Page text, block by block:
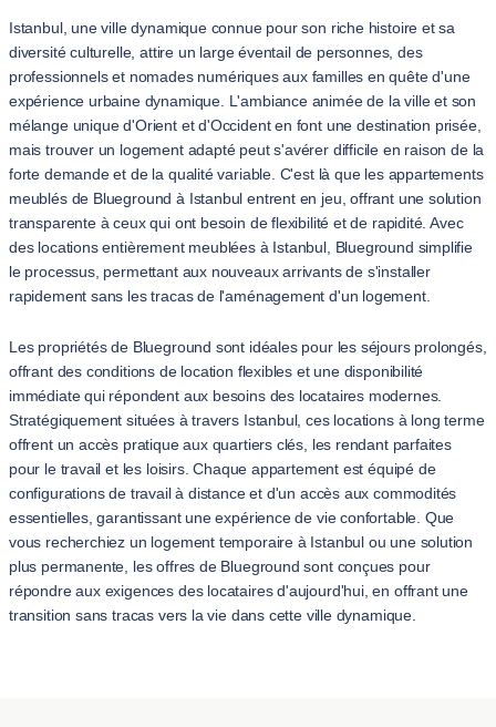
Istanbul, une ville dynamique connue pour son riche histoire et sa
diversité culturelle, attire un large éventail de personnes, des
professionnels et nomades numériques aux familles en quête d'une
expérience urbaine dynamique. L'ambiance animée de la ville et son
mélange unique d'Orient et d'Occident en font une destination prisée,
mais trouver un logement adapté peut s'avérer difficile en raison de la
forte demande et de la qualité variable. C'est là que les appartements
meublés de Blueground à Istanbul entrent en jeu, offrant une solution
transparente à ceux qui ont besoin de flexibilité et de rapidité. Avec
des locations entièrement meublées à Istanbul, Blueground simplifie
le processus, permettant aux nouveaux arrivants de s'installer
rapidement sans les tracas de l'aménagement d'un logement.
Les propriétés de Blueground sont idéales pour les séjours prolongés,
offrant des conditions de location flexibles et une disponibilité
immédiate qui répondent aux besoins des locataires modernes.
Stratégiquement situées à travers Istanbul, ces locations à long terme
offrent un accès pratique aux quartiers clés, les rendant parfaites
pour le travail et les loisirs. Chaque appartement est équipé de
configurations de travail à distance et d'un accès aux commodités
essentielles, garantissant une expérience de vie confortable. Que
vous recherchiez un logement temporaire à Istanbul ou une solution
plus permanente, les offres de Blueground sont conçues pour
répondre aux exigences des locataires d'aujourd'hui, en offrant une
transition sans tracas vers la vie dans cette ville dynamique.